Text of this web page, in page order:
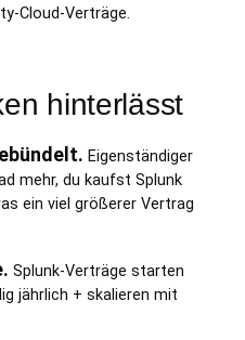
Cloud-Verträge.
hinterlässt
Eigenständiger
mehr, du kaufst Splunk
ein viel größerer Vertrag
Splunk-Verträge starten
jährlich + skalieren mit